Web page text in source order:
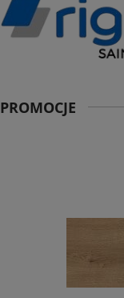
PROMOCJE